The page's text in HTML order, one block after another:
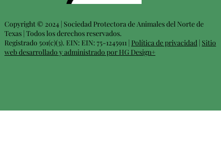
Copyright © 2024 | Sociedad Protectora de Animales del Norte de
Texas | Todos los derechos reservados.
Registrado 501(c)(3). EIN: EIN: 75-1245911 | Política de privacidad| Sitio
web desarrollado y administrado por HG Design+